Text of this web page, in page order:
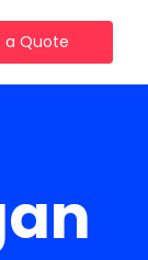
a Quote